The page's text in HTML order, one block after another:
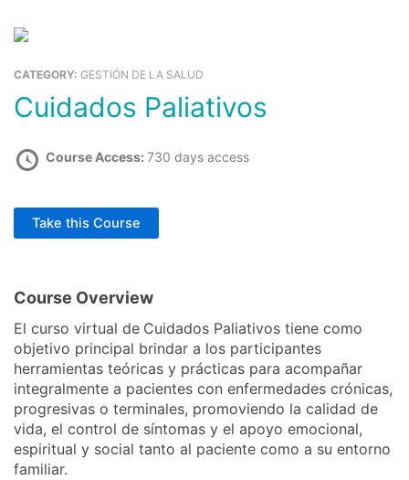
CATEGORY: GESTIÓN DE LA SALUD
Cuidados Paliativos
Course Access: 730 days access
Take this Course
Course Overview
El curso virtual de Cuidados Paliativos tiene como
objetivo principal brindar a los participantes
herramientas teóricas y prácticas para acompañar
integralmente a pacientes con enfermedades crónicas,
progresivas o terminales, promoviendo la calidad de
vida, el control de síntomas y el apoyo emocional,
espiritual y social tanto al paciente como a su entorno
familiar.